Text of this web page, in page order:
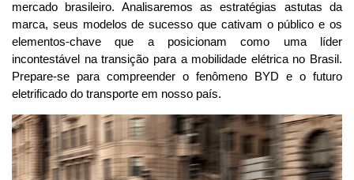
mercado brasileiro. Analisaremos as estratégias astutas da
marca, seus modelos de sucesso que cativam o público e os
elementos-chave que a posicionam como uma líder
incontestável na transição para a mobilidade elétrica no Brasil.
Prepare-se para compreender o fenômeno BYD e o futuro
eletrificado do transporte em nosso país.